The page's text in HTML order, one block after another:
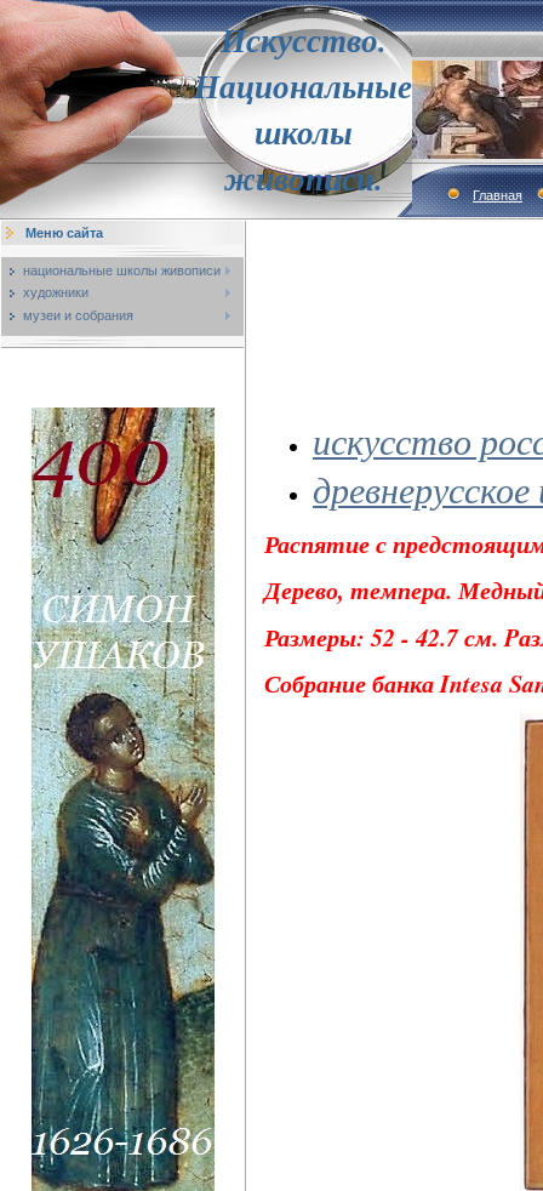
Искусство.
Национальные
школы
живописи.
Главная
Меню сайта
национальные школы живописи
художники
музеи и собрания
искусство
Распятие с
Дерево, темпера.
Размеры: 52 - 42.7 см.
Собрание банка Intesa